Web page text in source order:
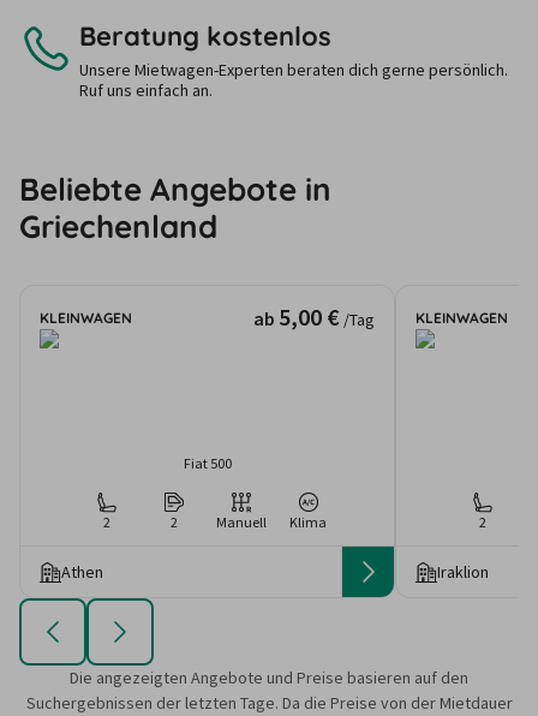
Beratung kostenlos
Unsere Mietwagen-Experten beraten dich gerne persönlich.
Ruf uns einfach an.
Beliebte Angebote in
Griechenland
KLEINWAGEN ab 5,00 € /Tag
Fiat 500
2 2 Manuell Klima
Athen
KLEINWAGEN
2
Iraklion
Die angezeigten Angebote und Preise basieren auf den
Suchergebnissen der letzten Tage. Da die Preise von der Mietdauer